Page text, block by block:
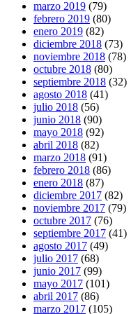
marzo 2019 (79)
febrero 2019 (80)
enero 2019 (82)
diciembre 2018 (73)
noviembre 2018 (78)
octubre 2018 (80)
septiembre 2018 (32)
agosto 2018 (41)
julio 2018 (56)
junio 2018 (90)
mayo 2018 (92)
abril 2018 (82)
marzo 2018 (91)
febrero 2018 (86)
enero 2018 (87)
diciembre 2017 (82)
noviembre 2017 (79)
octubre 2017 (76)
septiembre 2017 (41)
agosto 2017 (49)
julio 2017 (68)
junio 2017 (99)
mayo 2017 (101)
abril 2017 (86)
marzo 2017 (105)